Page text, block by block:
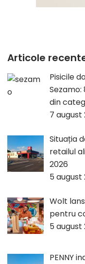
Articole
Pisicile
din
7 august
Situația
retailul
2026
5 august
Wolt
pentru
5 august
PENNY